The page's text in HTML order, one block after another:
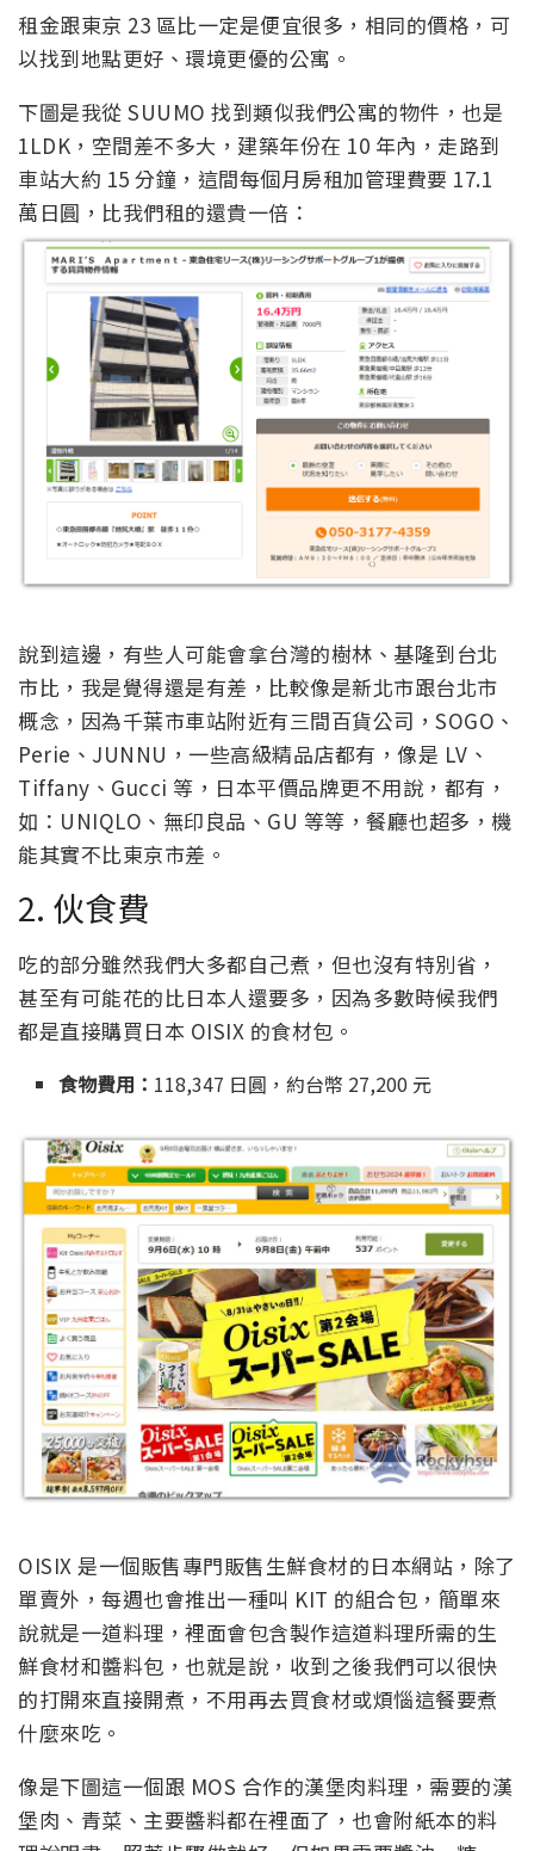
租金跟東京 23 區比一定是便宜很多，相同的價格，可
以找到地點更好、環境更優的公寓。
下圖是我從 SUUMO 找到類似我們公寓的物件，也是
1LDK，空間差不多大，建築年份在 10 年內，走路到
車站大約 15 分鐘，這間每個月房租加管理費要 17.1
萬日圓，比我們租的還貴一倍：
說到這邊，有些人可能會拿台灣的樹林、基隆到台北
市比，我是覺得還是有差，比較像是新北市跟台北市
概念，因為千葉市車站附近有三間百貨公司，SOGO、
Perie、JUNNU，一些高級精品店都有，像是 LV、
Tiffany、Gucci 等，日本平價品牌更不用說，都有，
如：UNIQLO、無印良品、GU 等等，餐廳也超多，機
能其實不比東京市差。
2. 伙食費
吃的部分雖然我們大多都自己煮，但也沒有特別省，
甚至有可能花的比日本人還要多，因為多數時候我們
都是直接購買日本 OISIX 的食材包。
食物費用： 118,347 日圓，約台幣 27,200 元
OISIX 是一個販售專門販售生鮮食材的日本網站，除了
單賣外，每週也會推出一種叫 KIT 的組合包，簡單來
說就是一道料理，裡面會包含製作這道料理所需的生
鮮食材和醬料包，也就是說，收到之後我們可以很快
的打開來直接開煮，不用再去買食材或煩惱這餐要煮
什麼來吃。
像是下圖這一個跟 MOS 合作的漢堡肉料理，需要的漢
堡肉、青菜、主要醬料都在裡面了，也會附紙本的料